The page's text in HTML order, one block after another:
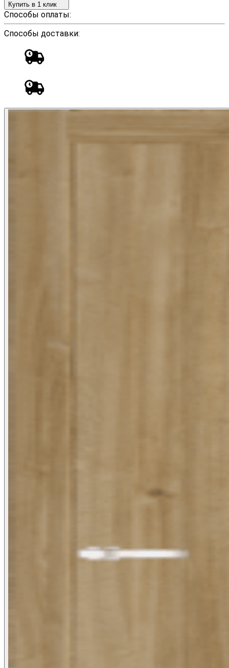
Купить в 1 клик
Способы оплаты:
Способы доставки: